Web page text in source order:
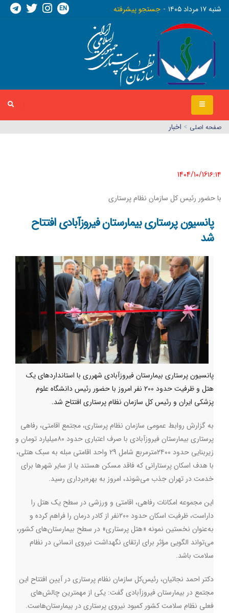
شنبه ١٧ مرداد ١٤٠٥ جستجو پیشرفته EN
صفحه اصلي > اخبار
1404/10/16١٦:١٤
با حضور رئیس کل سازمان نظام پرستاری
پانسیون پرستاری بیمارستان فیروزآبادی افتتاح
شد
پانسیون پرستاری بیمارستان فیروزآبادی شهرری با استانداردهای یک
هتل و ظرفیت حدود 200 نفر امروز با حضور رئیس دانشگاه علوم
پزشکی ایران و رئیس کل سازمان نظام پرستاری افتتاح شد.
به گزارش روابط عمومی سازمان نظام پرستاری، مجتمع اقامتی، رفاهی
پرستاری بیمارستان فیروزآبادی با صرف اعتباری حدود ۸۰میلیارد تومان و
زیربنایی حدود ۲۴۰۰مترمربع شامل 29 واحد اقامتی مبله به سبک هتلی،
با هدف اسکان پرستارانی که فاقد مسکن هستند یا از سایر شهرها برای
خدمت در تهران جذب می‌شوند، امروز به بهره‌برداری رسید.
این مجموعه امکانات رفاهی، اقامتی و ورزشی در سطح یک هتل را
داراست، ظرفیت اسکان حدود ۲۰۰نفر از کادر درمان را فراهم کرده و
به‌عنوان نخستین نمونه «هتل پرستاری» در سطح بیمارستان‌های کشور،
می‌تواند الگویی مؤثر برای ارتقای نگهداشت نیروی انسانی در نظام
سلامت باشد.
دکتر احمد نجاتیان، رئیس‌کل سازمان نظام پرستاری در آیین افتتاح این
مجتمع در بیمارستان فیروزآبادی گفت: یکی از مهمترین چالش‌های
فعلی نظام سلامت کشور کمبود نیروی پرستاری در بیمارستان‌هاست.